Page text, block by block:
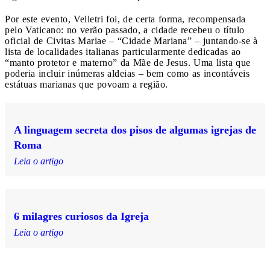
Por este evento, Velletri foi, de certa forma, recompensada
pelo Vaticano: no verão passado, a cidade recebeu o título
oficial de Civitas Mariae – “Cidade Mariana” – juntando-se à
lista de localidades italianas particularmente dedicadas ao
“manto protetor e materno” da Mãe de Jesus. Uma lista que
poderia incluir inúmeras aldeias – bem como as incontáveis ​​
estátuas marianas que povoam a região.
A linguagem secreta dos pisos de algumas igrejas de
Roma
Leia o artigo
6 milagres curiosos da Igreja
Leia o artigo